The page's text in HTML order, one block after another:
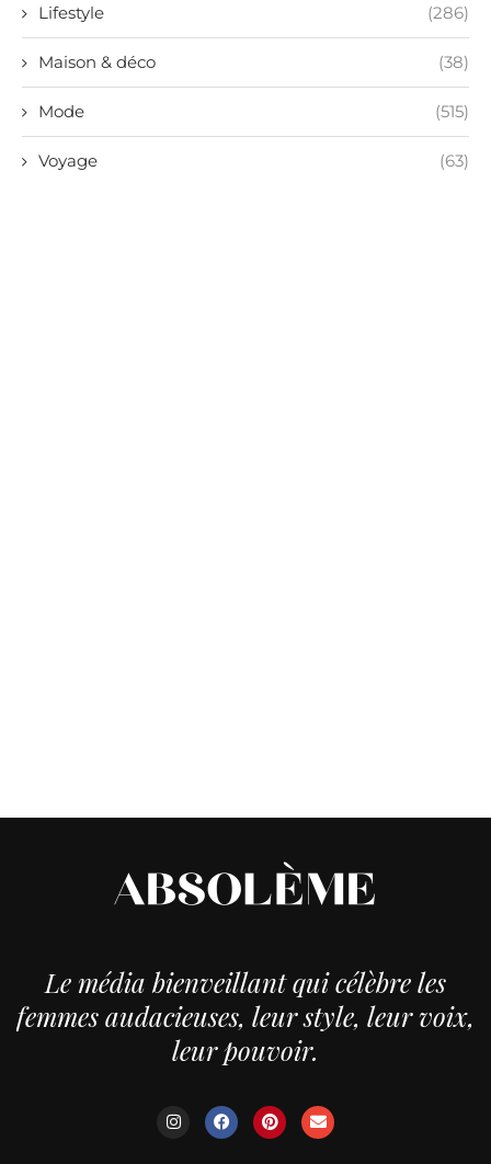
Lifestyle (286)
Maison & déco (38)
Mode (515)
Voyage (63)
Le média bienveillant qui célèbre les
femmes audacieuses, leur style, leur voix,
leur pouvoir.